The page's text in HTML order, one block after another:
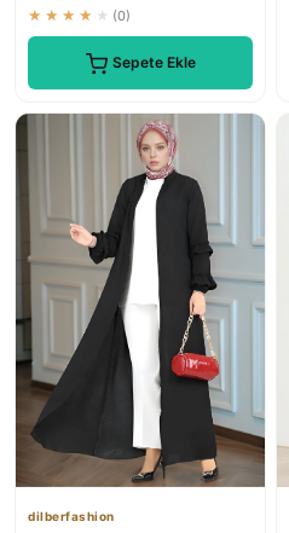
★★★★★ (0)
Sepete Ekle
dilberfashion